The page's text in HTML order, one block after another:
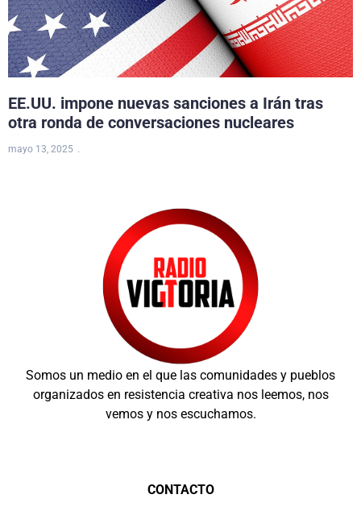
EE.UU. impone nuevas sanciones a Irán tras
otra ronda de conversaciones nucleares
mayo 13, 2025
Somos un medio en el que las comunidades y pueblos
organizados en resistencia creativa nos leemos, nos
vemos y nos escuchamos.
CONTACTO